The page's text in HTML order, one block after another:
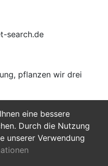
eine bessere
Durch die Nutzung
unserer Verwendung
search.de
pflanzen wir drei